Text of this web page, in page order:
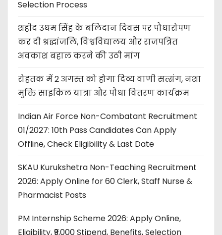
Selection Process
शहीद उधम सिंह के बलिदान दिवस पर पौधारोपण
कर दी श्रद्धांजलि, विश्वविद्यालय और राजपत्रित
अवकाश बहाल करने की उठी मांग
रोहतक में 2 अगस्त को होगा दिव्य वाणी सत्संग, नशा
मुक्ति साइकिल यात्रा और पौधा वितरण कार्यक्रम
Indian Air Force Non-Combatant Recruitment
01/2027: 10th Pass Candidates Can Apply
Offline, Check Eligibility & Last Date
SKAU Kurukshetra Non-Teaching Recruitment
2026: Apply Online for 60 Clerk, Staff Nurse &
Pharmacist Posts
PM Internship Scheme 2026: Apply Online,
Eligibility, ₹9,000 Stipend, Benefits, Selection